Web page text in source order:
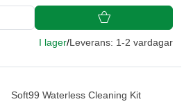
I lager/Leverans: 1-2 vardagar
Soft99 Waterless Cleaning Kit